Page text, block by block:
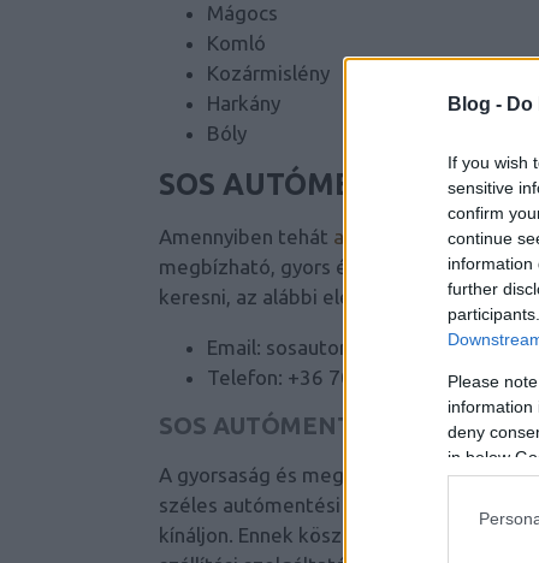
Blog -
If you wish
sensitive
confirm
continue
information
further
Please
information
deny
in below
Mágocs
Komló
Kozármislény
Harkány
Bóly
SOS AUTÓMENTŐ
Amennyiben tehát autómentőre
megbízható, gyors és egyben
keresni, az alábbi elérhetőségek egyikén:
Email:
Telefon: +36 70 946 1112 vagy
SOS AUTÓMENTŐ
A gyorsaság és megbízhatóság mellett
széles autómentési szolgáltatásokat is
kínáljon. Ennek köszönhetőem az SOS